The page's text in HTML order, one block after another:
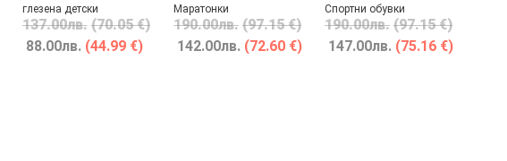
глезена детски
137.00лв. (70.05 €)
88.00лв. (44.99 €)
Маратонки
190.00лв. (97.15 €)
142.00лв. (72.60 €)
Спортни обувки
190.00лв. (97.15 €)
147.00лв. (75.16 €)